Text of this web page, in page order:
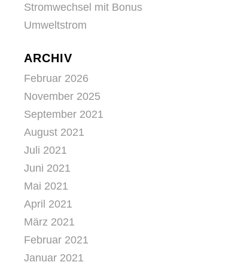
Stromwechsel mit Bonus
Umweltstrom
ARCHIV
Februar 2026
November 2025
September 2021
August 2021
Juli 2021
Juni 2021
Mai 2021
April 2021
März 2021
Februar 2021
Januar 2021